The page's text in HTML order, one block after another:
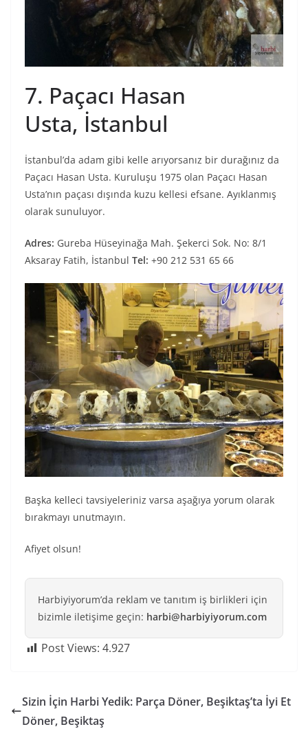
7. Paçacı Hasan
Usta, İstanbul
İstanbul’da adam gibi kelle arıyorsanız bir durağınız da
Paçacı Hasan Usta. Kuruluşu 1975 olan Paçacı Hasan
Usta’nın paçası dışında kuzu kellesi efsane. Ayıklanmış
olarak sunuluyor.
Adres: Gureba Hüseyinağa Mah. Şekerci Sok. No: 8/1
Aksaray Fatih, İstanbul Tel: +90 212 531 65 66
Başka kelleci tavsiyeleriniz varsa aşağıya yorum olarak
bırakmayı unutmayın.
Afiyet olsun!
Harbiyiyorum’da reklam ve tanıtım iş birlikleri için
bizimle iletişime geçin: harbi@harbiyiyorum.com
Post Views: 4.927
Sizin İçin Harbi Yedik: Parça Döner, Beşiktaş’ta İyi Et
Döner, Beşiktaş